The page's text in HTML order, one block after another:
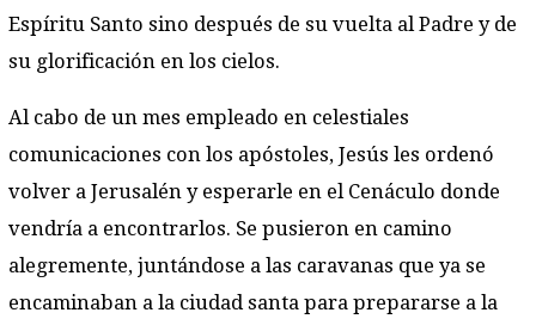
Espíritu Santo sino después de su vuelta al Padre y de
su glorificación en los cielos.
Al cabo de un mes empleado en celestiales
comunicaciones con los apóstoles, Jesús les ordenó
volver a Jerusalén y esperarle en el Cenáculo donde
vendría a encontrarlos. Se pusieron en camino
alegremente, juntándose a las caravanas que ya se
encaminaban a la ciudad santa para prepararse a la